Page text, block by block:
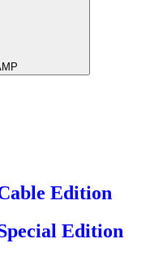
Edition
Edition